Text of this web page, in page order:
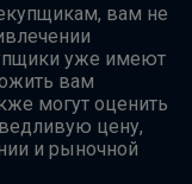
вам не
уже имеют
вам
могут оценить
цену,
и рыночной